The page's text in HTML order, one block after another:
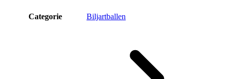
Categorie Biljartballen